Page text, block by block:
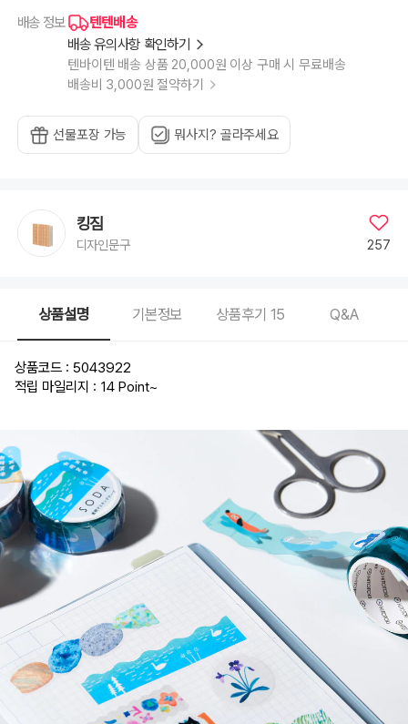
배송 정보
텐텐배송
배송 유의사항 확인하기
텐바이텐 배송 상품 20,000원 이상 구매 시 무료배송
배송비 3,000원 절약하기
선물포장 가능 뭐사지? 골라주세요
킹짐
디자인문구 257
상품설명 기본정보 상품후기 15 Q&A
상품코드 : 5043922
적립 마일리지 : 14 Point~